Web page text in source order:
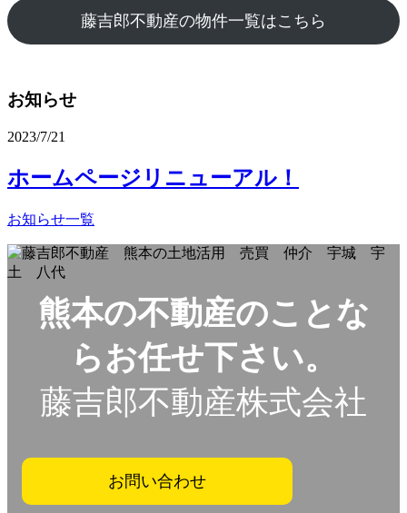
藤吉郎不動産の物件一覧はこちら
お知らせ
2023/7/21
ホームページリニューアル！
お知らせ一覧
熊本の不動産のことな
らお任せ下さい。
藤吉郎不動産株式会社
お問い合わせ